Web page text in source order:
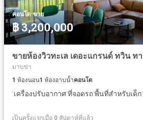
คอนโด·ขาย
฿ 3,200,000
มาบข่า
1 ห้องนอน1 ห้องอาบน้ำคอนโด
·เครื่องปรับอากาศ·ที่จอดรถ·พื้นที่สำหรับเด็ก·
เป็นครั้งแรกเมื่อ 0 สัปดาห์ที่แล้ว